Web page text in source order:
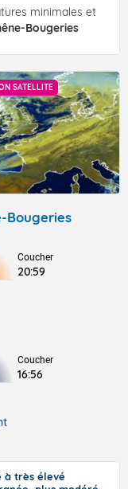
minimales et
Bougeries
SATELLITE
Bougeries
Coucher
20:59
Coucher
16:56
à très élevé